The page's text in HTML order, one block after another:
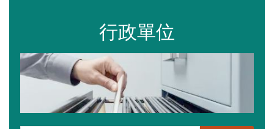
行政單位